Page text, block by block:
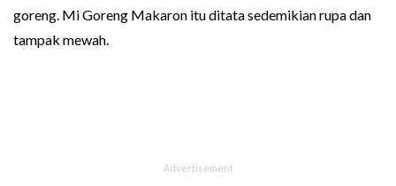
goreng. Mi Goreng Makaron itu ditata sedemikian rupa dan
tampak mewah.